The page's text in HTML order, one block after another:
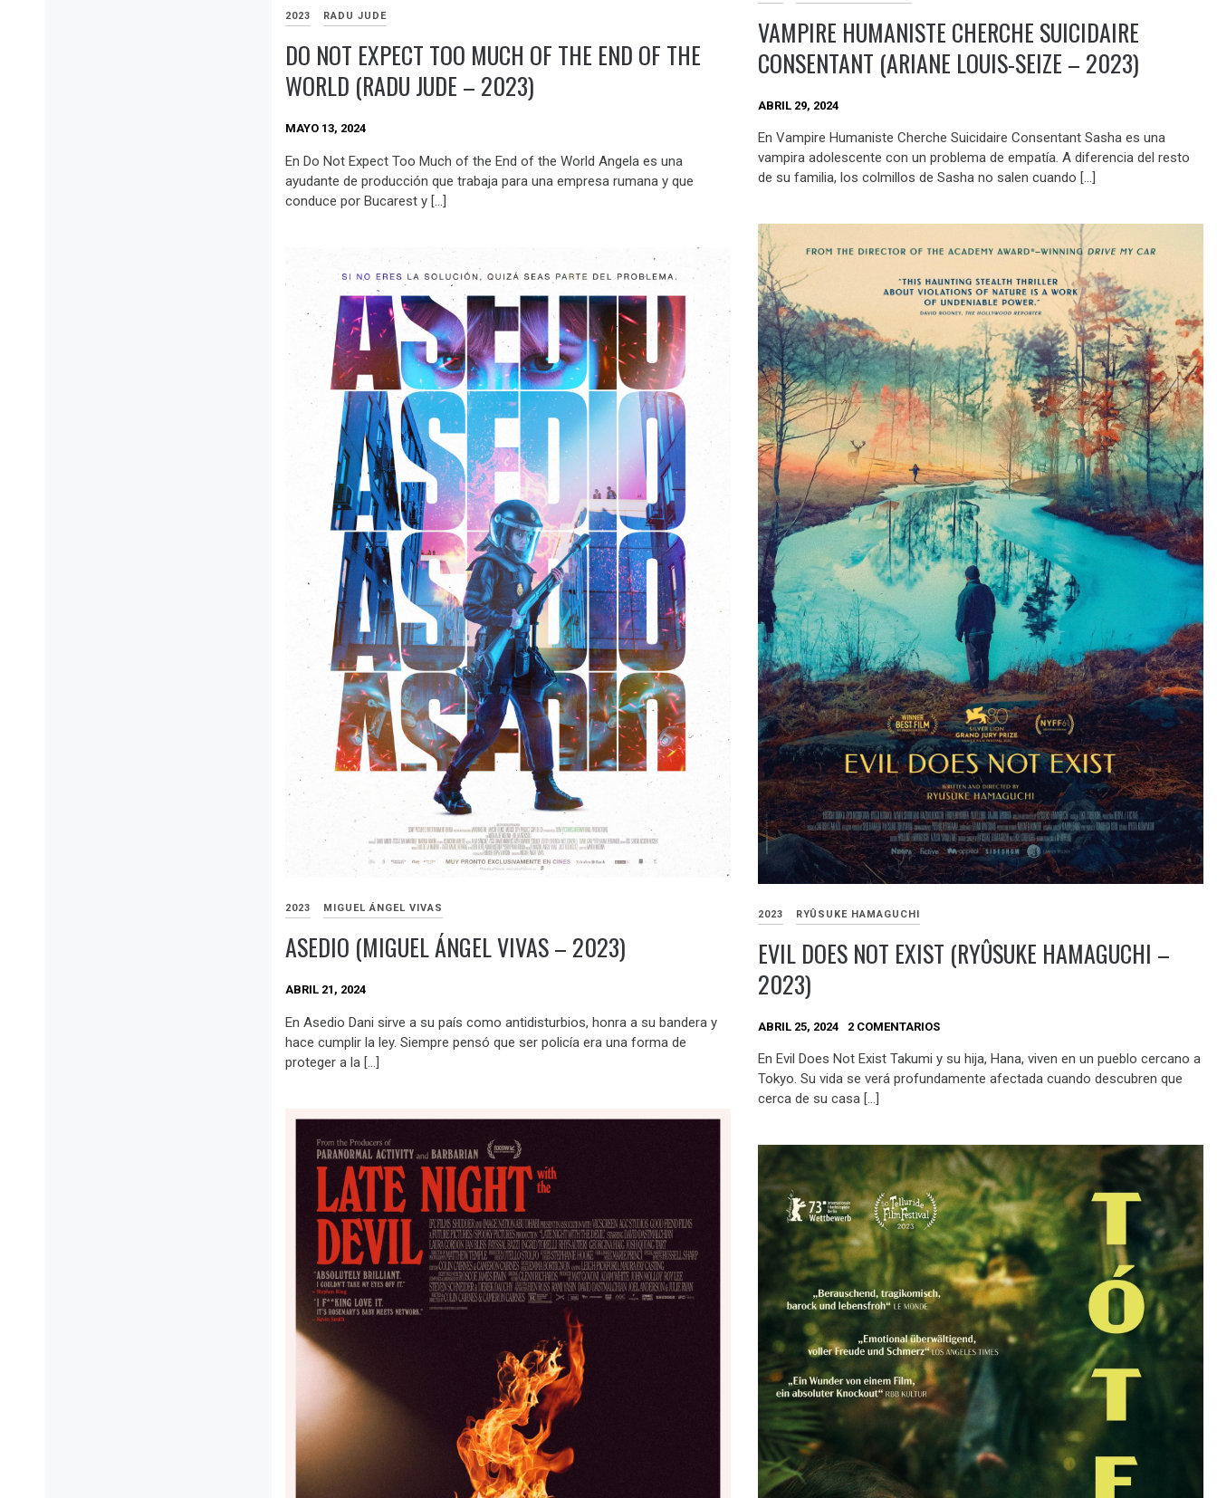
2023 RADU JUDE
DO NOT EXPECT TOO MUCH OF THE END OF THE
WORLD (RADU JUDE – 2023)
MAYO 13, 2024
En Do Not Expect Too Much of the End of the World Angela es una
ayudante de producción que trabaja para una empresa rumana y que
conduce por Bucarest y […]
VAMPIRE HUMANISTE CHERCHE SUICIDAIRE
CONSENTANT (ARIANE LOUIS-SEIZE – 2023)
ABRIL 29, 2024
En Vampire Humaniste Cherche Suicidaire Consentant Sasha es una
vampira adolescente con un problema de empatía. A diferencia del resto
de su familia, los colmillos de Sasha no salen cuando […]
2023 RYÛSUKE HAMAGUCHI
EVIL DOES NOT EXIST (RYÛSUKE HAMAGUCHI –
2023)
ABRIL 25, 2024 2 COMENTARIOS
En Evil Does Not Exist Takumi y su hija, Hana, viven en un pueblo cercano a
Tokyo. Su vida se verá profundamente afectada cuando descubren que
cerca de su casa […]
2023 MIGUEL ÁNGEL VIVAS
ASEDIO (MIGUEL ÁNGEL VIVAS – 2023)
ABRIL 21, 2024
En Asedio Dani sirve a su país como antidisturbios, honra a su bandera y
hace cumplir la ley. Siempre pensó que ser policía era una forma de
proteger a la […]